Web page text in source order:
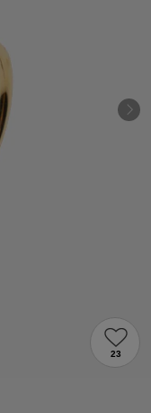
& REPAIRS
23